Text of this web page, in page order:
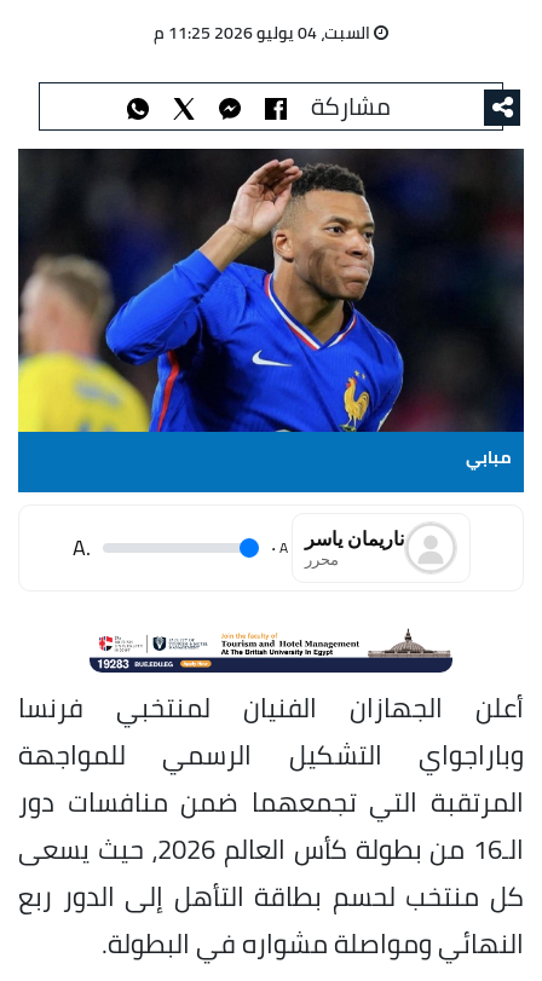
السبت، 04 يوليو 2026 11:25 م
مشاركة
مبابي
ناريمان ياسر
محرر A
.
.A
أعلن الجهازان الفنيان لمنتخبي فرنسا
وباراجواي التشكيل الرسمي للمواجهة
المرتقبة التي تجمعهما ضمن منافسات دور
الـ16 من بطولة كأس العالم 2026، حيث يسعى
كل منتخب لحسم بطاقة التأهل إلى الدور ربع
النهائي ومواصلة مشواره في البطولة.